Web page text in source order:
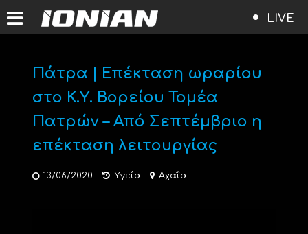
LIVE
Πάτρα | Επέκταση ωραρίου
στο Κ.Υ. Βορείου Τομέα
Πατρών – Από Σεπτέμβριο η
επέκταση λειτουργίας
13/06/2020 Υγεία Αχαΐα